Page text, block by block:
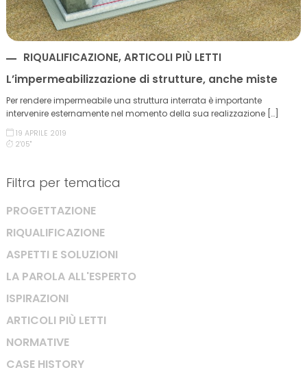
RIQUALIFICAZIONE, ARTICOLI PIÙ LETTI
L’impermeabilizzazione di strutture, anche miste
Per rendere impermeabile una struttura interrata è importante
intervenire esternamente nel momento della sua realizzazione […]
19 APRILE 2019
2'05''
Filtra per tematica
PROGETTAZIONE
RIQUALIFICAZIONE
ASPETTI E SOLUZIONI
LA PAROLA ALL'ESPERTO
ISPIRAZIONI
ARTICOLI PIÙ LETTI
NORMATIVE
CASE HISTORY